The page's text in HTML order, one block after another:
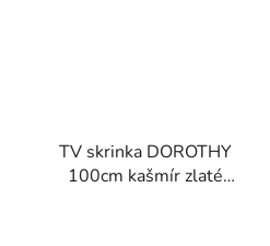
TV skrinka DOROTHY
100cm kašmír zlaté